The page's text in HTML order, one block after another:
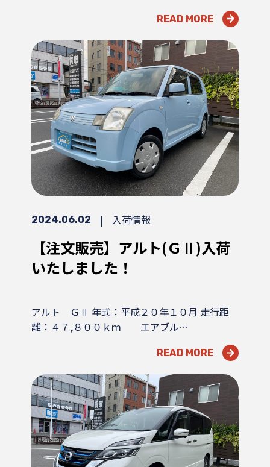
READ MORE
2024.06.02 | 入荷情報
【注文販売】アルト(ＧⅡ)入荷
いたしました！
アルト ＧⅡ 年式：平成２０年１０月 走行距
離：４７,８００ｋｍ エアブル…
READ MORE